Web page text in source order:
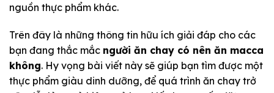
nguồn thực phẩm khác.
Trên đây là những thông tin hữu ích giải đáp cho các
bạn đang thắc mắc người ăn chay có nên ăn macca
không. Hy vọng bài viết này sẽ giúp bạn tìm được một
thực phẩm giàu dinh dưỡng, để quá trình ăn chay trở